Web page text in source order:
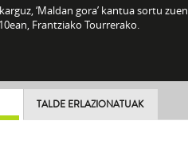
‘Maldan gora’ kantua sortu zuen
Frantziako Tourrerako.
TALDE ERLAZIONATUAK